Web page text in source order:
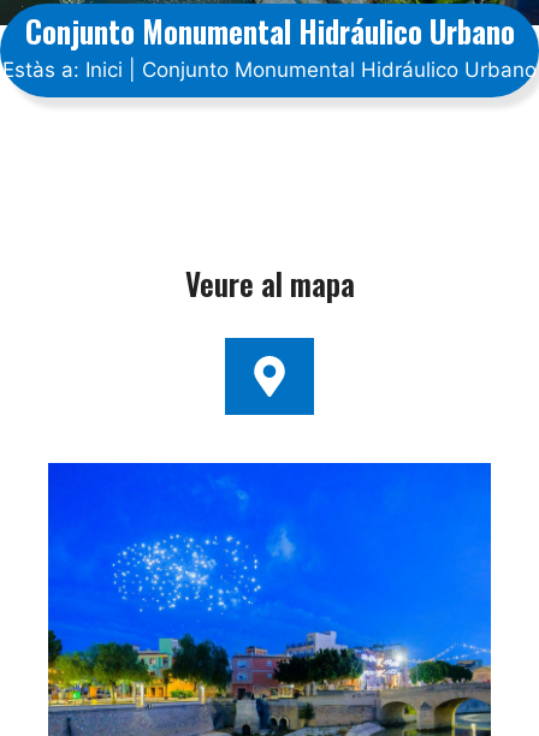
Conjunto Monumental Hidráulico Urbano
Estàs a: Inici Conjunto Monumental Hidráulico Urbano
Veure al mapa